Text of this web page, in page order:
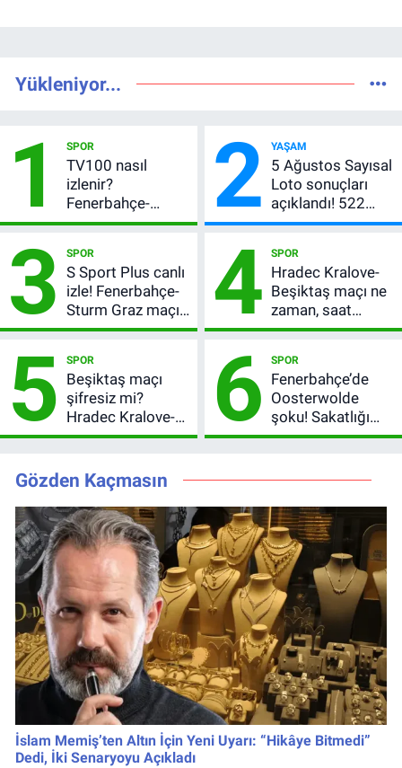
Yükleniyor...
1 SPOR
TV100 nasıl
izlenir?
Fenerbahçe-
Sturm Graz maçı
bilgileri
2 YAŞAM
5 Ağustos Sayısal
Loto sonuçları
açıklandı! 522
milyon TL devretti
3 SPOR
S Sport Plus canlı
izle! Fenerbahçe-
Sturm Graz maçı
nasıl izlenir?
4 SPOR
Hradec Kralove-
Beşiktaş maçı ne
zaman, saat
kaçta? Şifresiz
3. Ön Eleme Turu
5 SPOR
Beşiktaş maçı
şifresiz mi?
Hradec Kralove-
Beşiktaş hangi
kaçta?
6 SPOR
Fenerbahçe’de
Oosterwolde
şoku! Sakatlığı
ciddi mi, kaç hafta
Gözden Kaçmasın
İslam Memiş’ten Altın İçin Yeni Uyarı: “Hikâye Bitmedi”
Dedi, İki Senaryoyu Açıkladı